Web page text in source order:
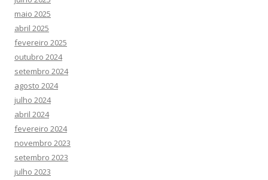
maio 2025
abril 2025
fevereiro 2025
outubro 2024
setembro 2024
agosto 2024
julho 2024
abril 2024
fevereiro 2024
novembro 2023
setembro 2023
julho 2023